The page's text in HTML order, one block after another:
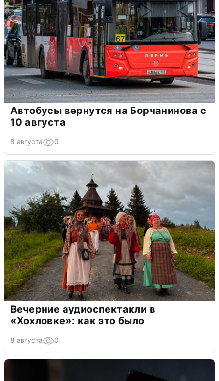
Автобусы вернутся на Борчанинова с
10 августа
8 августа 0
Вечерние аудиоспектакли в
«Хохловке»: как это было
8 августа 0